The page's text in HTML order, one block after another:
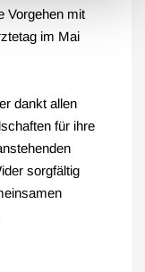
Vorgehen mit
im Mai
dankt allen
für ihre
sorgfältig